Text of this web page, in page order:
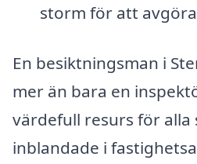
storm för att
En besiktningsman i
mer än bara en
värdefull resurs för alla
inblandade i